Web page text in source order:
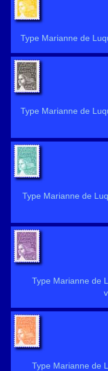
Type Marianne de
Type Marianne de
Type Marianne de
Type Marianne de
Type Marianne de